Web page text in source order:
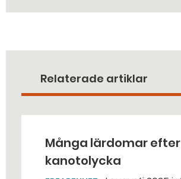
Relaterade artiklar
Många lärdomar efter
kanotolycka